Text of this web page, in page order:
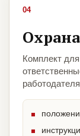
04
Комплект для